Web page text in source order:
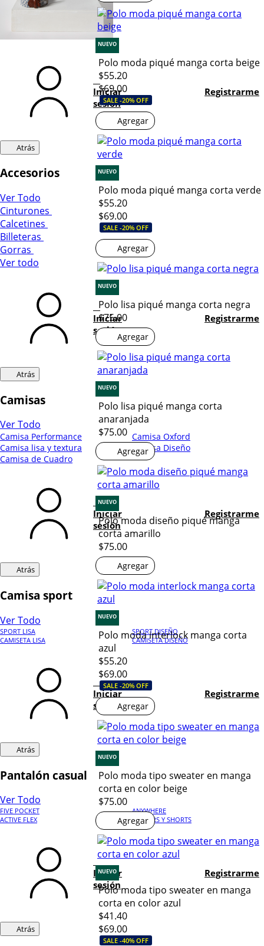
Iniciar
sesión
Registrarme
Atrás
Accesorios
Ver Todo
Cinturones
Calcetines
Billeteras
Gorras
Ver todo
Iniciar
sesión
Registrarme
Atrás
Camisas
Ver Todo
Camisa Performance
Camisa Oxford
Camisa lisa y textura
Camisa Diseño
Camisa de Cuadro
Iniciar
sesión
Registrarme
Atrás
Camisa sport
Ver Todo
SPORT LISA
SPORT DISEÑO
CAMISETA LISA
CAMISETA DISEÑO
Iniciar
sesión
Registrarme
Atrás
Pantalón casual
Ver Todo
FIVE POCKET
ANYWHERE
ACTIVE FLEX
JOGGERS Y SHORTS
Iniciar
sesión
Registrarme
Atrás
NUEVO
Polo moda piqué manga corta beige
$55.20
$69.00
SALE -20% OFF
Agregar
NUEVO
Polo moda piqué manga corta verde
$55.20
$69.00
SALE -20% OFF
Agregar
NUEVO
Polo lisa piqué manga corta negra
$75.00
Agregar
NUEVO
Polo lisa piqué manga corta
anaranjada
$75.00
Agregar
NUEVO
Polo moda diseño piqué manga
corta amarillo
$75.00
Agregar
NUEVO
Polo moda interlock manga corta
azul
$55.20
$69.00
SALE -20% OFF
Agregar
NUEVO
Polo moda tipo sweater en manga
corta en color beige
$75.00
Agregar
NUEVO
Polo moda tipo sweater en manga
corta en color azul
$41.40
$69.00
SALE -40% OFF